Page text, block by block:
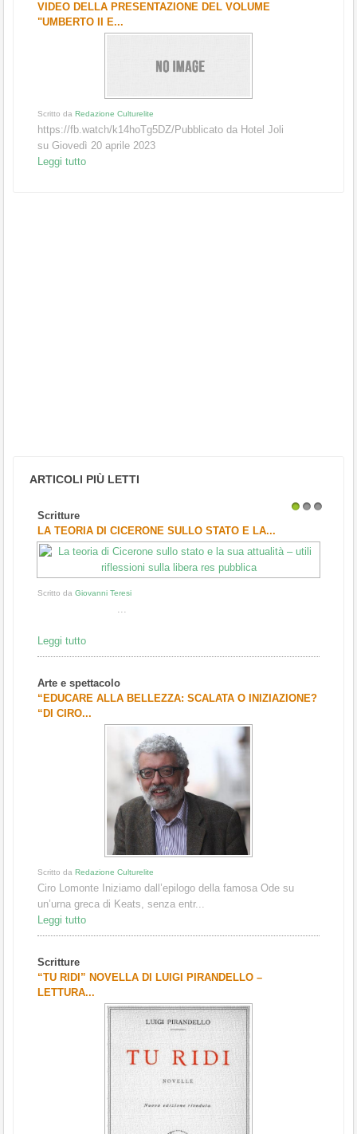
VIDEO DELLA PRESENTAZIONE DEL VOLUME
"UMBERTO II E...
Scritto da Redazione Culturelite
https://fb.watch/k14hoTg5DZ/Pubblicato da Hotel Joli
su Giovedì 20 aprile 2023
Leggi tutto
ARTICOLI PIÙ LETTI
Scritture
LA TEORIA DI CICERONE SULLO STATO E LA...
Scritto da Giovanni Teresi
...
Leggi tutto
Arte e spettacolo
“EDUCARE ALLA BELLEZZA: SCALATA O INIZIAZIONE?
“DI CIRO...
Scritto da Redazione Culturelite
Ciro Lomonte Iniziamo dall’epilogo della famosa Ode su
un’urna greca di Keats, senza entr...
Leggi tutto
Scritture
“TU RIDI” NOVELLA DI LUIGI PIRANDELLO –
LETTURA...